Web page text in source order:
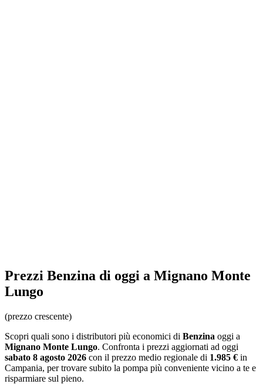
Prezzi Benzina di oggi a Mignano Monte
Lungo
(prezzo crescente)
Scopri quali sono i distributori più economici di Benzina oggi a
Mignano Monte Lungo. Confronta i prezzi aggiornati ad oggi
sabato 8 agosto 2026 con il prezzo medio regionale di 1.985 € in
Campania, per trovare subito la pompa più conveniente vicino a te e
risparmiare sul pieno.